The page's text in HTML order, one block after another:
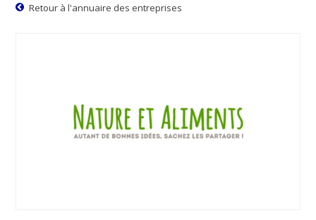
Retour à l'annuaire des entreprises